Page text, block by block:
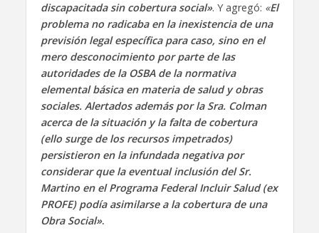
discapacitada sin cobertura social». Y agregó: «El
problema no radicaba en la inexistencia de una
previsión legal específica para caso, sino en el
mero desconocimiento por parte de las
autoridades de la OSBA de la normativa
elemental básica en materia de salud y obras
sociales. Alertados además por la Sra. Colman
acerca de la situación y la falta de cobertura
(ello surge de los recursos impetrados)
persistieron en la infundada negativa por
considerar que la eventual inclusión del Sr.
Martino en el Programa Federal Incluir Salud (ex
PROFE) podía asimilarse a la cobertura de una
Obra Social».